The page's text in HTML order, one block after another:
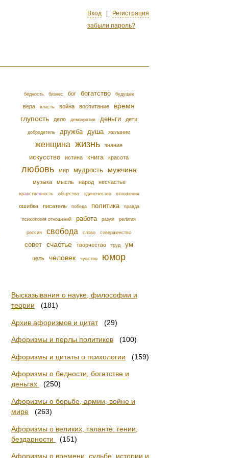
Вход
Регистрация
забыли пароль?
бедность бизнес бог богатство будущее
вера власть война воспитание
время
глупость
дело демократия деньги дети
добродетель дружба душа желание
женщина жизнь знание
искусство истина книга красота
любовь мир мудрость мужчина
музыка мысль народ несчастье
нравственность общество одиночество отношения
ошибка писатель победа политика правда
психология отношений работа разум религия
россия свобода слово совершенство
совет счастье творчество труд ум
цель человек чувство юмор
Высказывания о науке, философии и
теории (181)
Архив афоризмов и цитат(29)
Афоризмы и перлы политиков (100)
Афоризмы и цитаты о психологии (159)
Афоризмы о бедности, богатстве и
деньгах
(250)
Афоризмы о борьбе, армии, войне и
мире (263)
Афоризмы о великих, таланте. гении,
бездарности
(151)
Афоризмы о времени, судьбе, истории и